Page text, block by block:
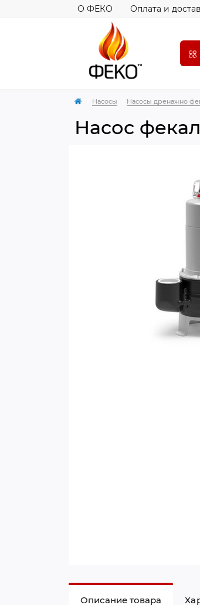
О ФЕКО Оплата и
Насосы Насосы дренажно
Насос
Описание товара